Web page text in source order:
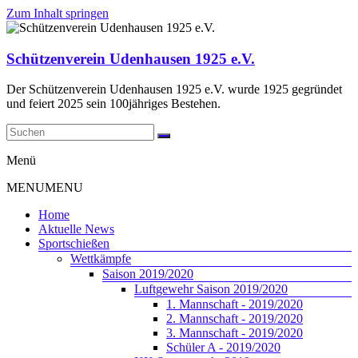
Zum Inhalt springen
Schützenverein Udenhausen 1925 e.V.
Der Schützenverein Udenhausen 1925 e.V. wurde 1925 gegründet
und feiert 2025 sein 100jähriges Bestehen.
Menü
MENUMENU
Home
Aktuelle News
Sportschießen
Wettkämpfe
Saison 2019/2020
Luftgewehr Saison 2019/2020
1. Mannschaft - 2019/2020
2. Mannschaft - 2019/2020
3. Mannschaft - 2019/2020
Schüler A - 2019/2020